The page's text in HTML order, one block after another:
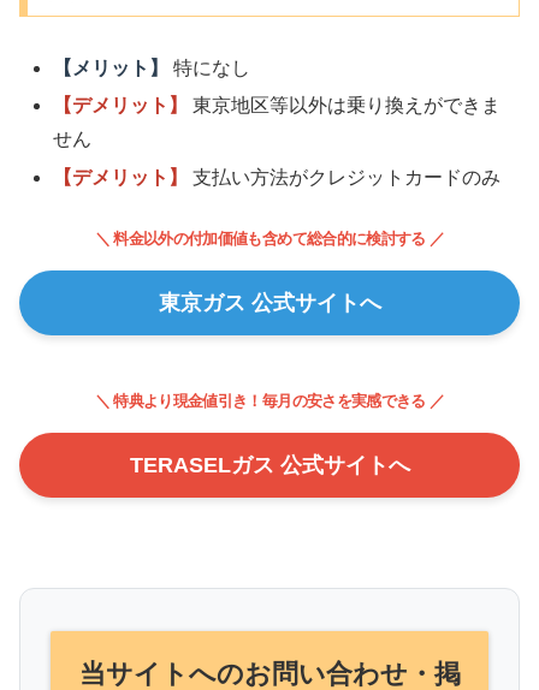
【メリット】
特になし
【デメリット】
東京地区等以外は乗り換えができま
せん
【デメリット】
支払い方法がクレジットカードのみ
＼ 料金以外の付加価値も含めて総合的に検討する ／
東京ガス 公式サイトへ
＼ 特典より現金値引き！毎月の安さを実感できる ／
TERASELガス 公式サイトへ
当サイトへのお問い合わせ・掲